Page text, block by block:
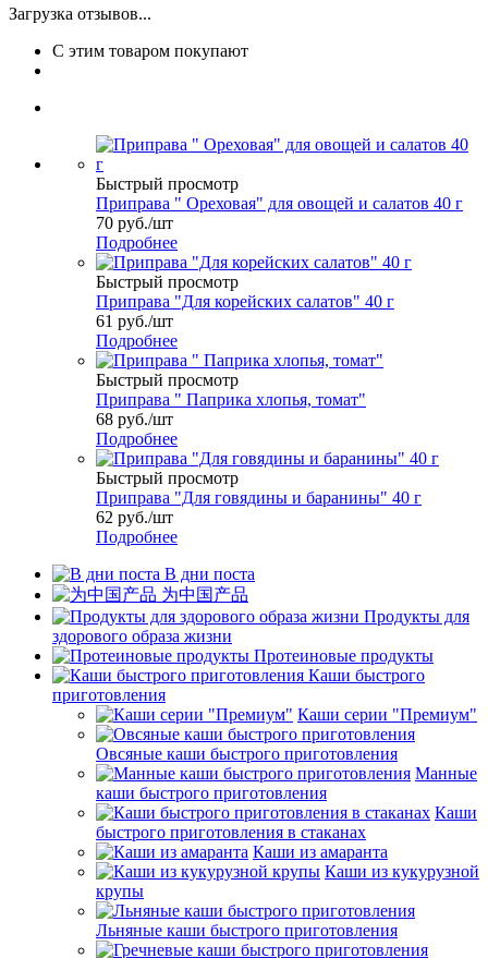
Загрузка отзывов...
С этим товаром покупают
Быстрый просмотр
Приправа " Ореховая" для овощей и салатов 40 г
70 руб./шт
Подробнее
Быстрый просмотр
Приправа "Для корейских салатов" 40 г
61 руб./шт
Подробнее
Быстрый просмотр
Приправа " Паприка хлопья, томат"
68 руб./шт
Подробнее
Быстрый просмотр
Приправа "Для говядины и баранины" 40 г
62 руб./шт
Подробнее
В дни поста
为中国产品
Продукты для
здорового образа жизни
Протеиновые продукты
Каши быстрого
приготовления
Каши серии "Премиум"
Овсяные каши быстрого приготовления
Манные
каши быстрого приготовления
Каши
быстрого приготовления в стаканах
Каши из амаранта
Каши из кукурузной
крупы
Льняные каши быстрого приготовления